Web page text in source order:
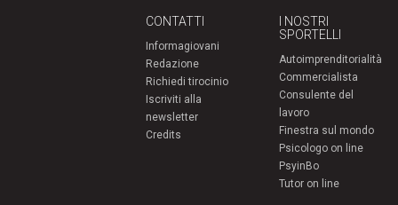
CONTATTI
Informagiovani
Redazione
Richiedi tirocinio
Iscriviti alla
newsletter
Credits
I NOSTRI
SPORTELLI
Autoimprenditorialità
Commercialista
Consulente del
lavoro
Finestra sul mondo
Psicologo on line
PsyinBo
Tutor on line